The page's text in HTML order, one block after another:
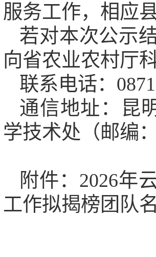
服务工作，相应
若对本次公示
向省农业农村厅
联系电话：
通信地址：昆
学技术处（邮编
附件： 2026年
工作拟揭榜团队